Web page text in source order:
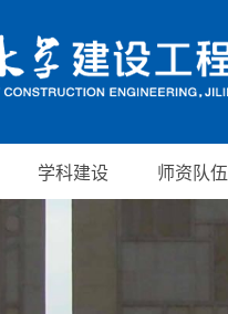
学科建设 师资队伍